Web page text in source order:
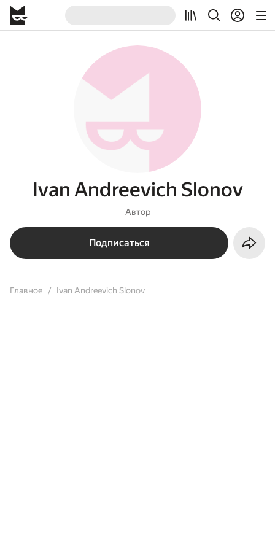
Ivan Andreevich Slonov
Автор
Подписаться
Главное Ivan Andreevich Slonov